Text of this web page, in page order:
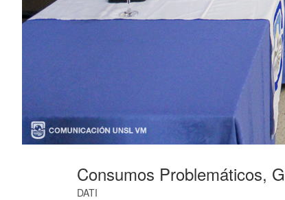
Consumos Problemáticos,
DATI